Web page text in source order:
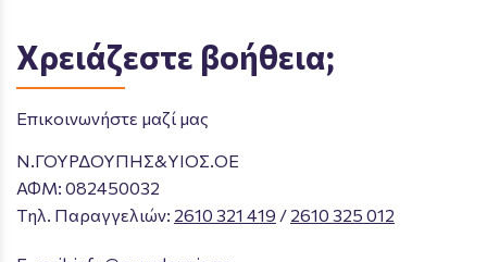
Χρειάζεστε βοήθεια;
Επικοινωνήστε μαζί μας
Ν.ΓΟΥΡΔΟΥΠΗΣ&ΥΙΟΣ.ΟΕ
ΑΦΜ: 082450032
Tηλ. Παραγγελιών: 2610 321 419 / 2610 325 012